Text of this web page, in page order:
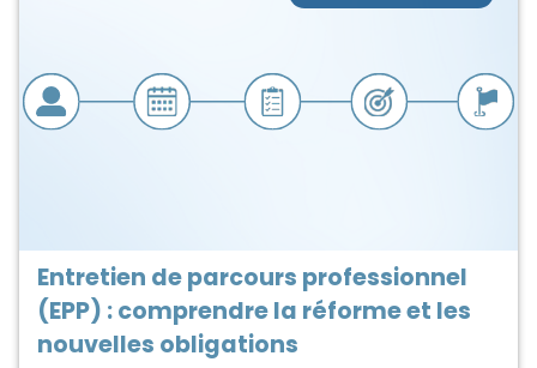
Entretien de parcours professionnel
(EPP) : comprendre la réforme et les
nouvelles obligations